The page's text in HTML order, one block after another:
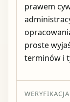
prawem
proste
terminów i